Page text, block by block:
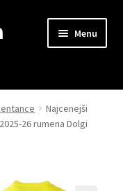
Menu
Najcenejši
26 rumena Dolgi